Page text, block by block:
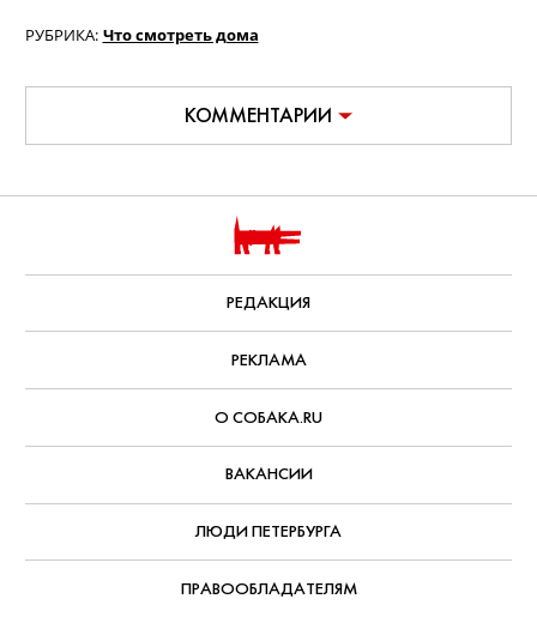
Документальный фильм о концертном
взялся легендарный Джеймс Кэмерон
— записи выступлений в нем
самой Билли и ее брата, музыканта
Финнеаса О’Коннелла.
С 9 августа, Paramount+
АВТОР: Александр Павлов,7 августа, 2026
РУБРИКА: Что смотреть дома
КОММЕНТАРИИ